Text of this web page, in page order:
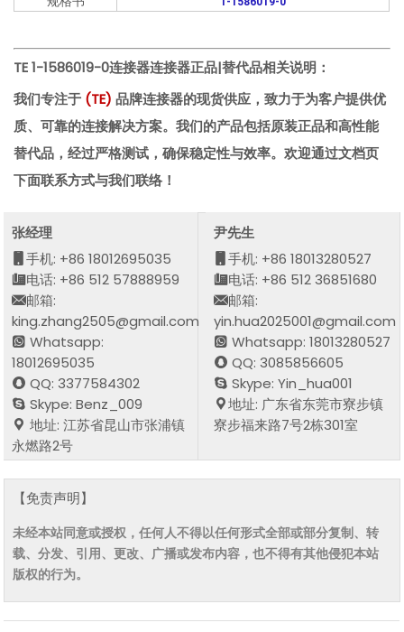
TE 1-1586019-0连接器连接器正品|替代品相关说明：
我们专注于 (TE)品牌连接器的现货供应，致力于为客户提供优
质、可靠的连接解决方案。我们的产品包括原装正品和高性能
替代品，经过严格测试，确保稳定性与效率。欢迎通过文档页
下面联系方式与我们联络！
张经理
手机: +86 18012695035
电话: +86 512 57888959
邮箱:
king.zhang2505@gmail.com
Whatsapp:
18012695035
QQ: 3377584302
Skype: Benz_009
地址: 江苏省昆山市张浦镇
永燃路2号
尹先生
手机: +86 18013280527
电话: +86 512 36851680
邮箱:
yin.hua2025001@gmail.com
Whatsapp: 18013280527
QQ: 3085856605
Skype: Yin_hua001
地址: 广东省东莞市寮步镇
寮步福来路7号2栋301室
【免责声明】
未经本站同意或授权，任何人不得以任何形式全部或部分复制、转
载、分发、引用、更改、广播或发布内容，也不得有其他侵犯本站
版权的行为。